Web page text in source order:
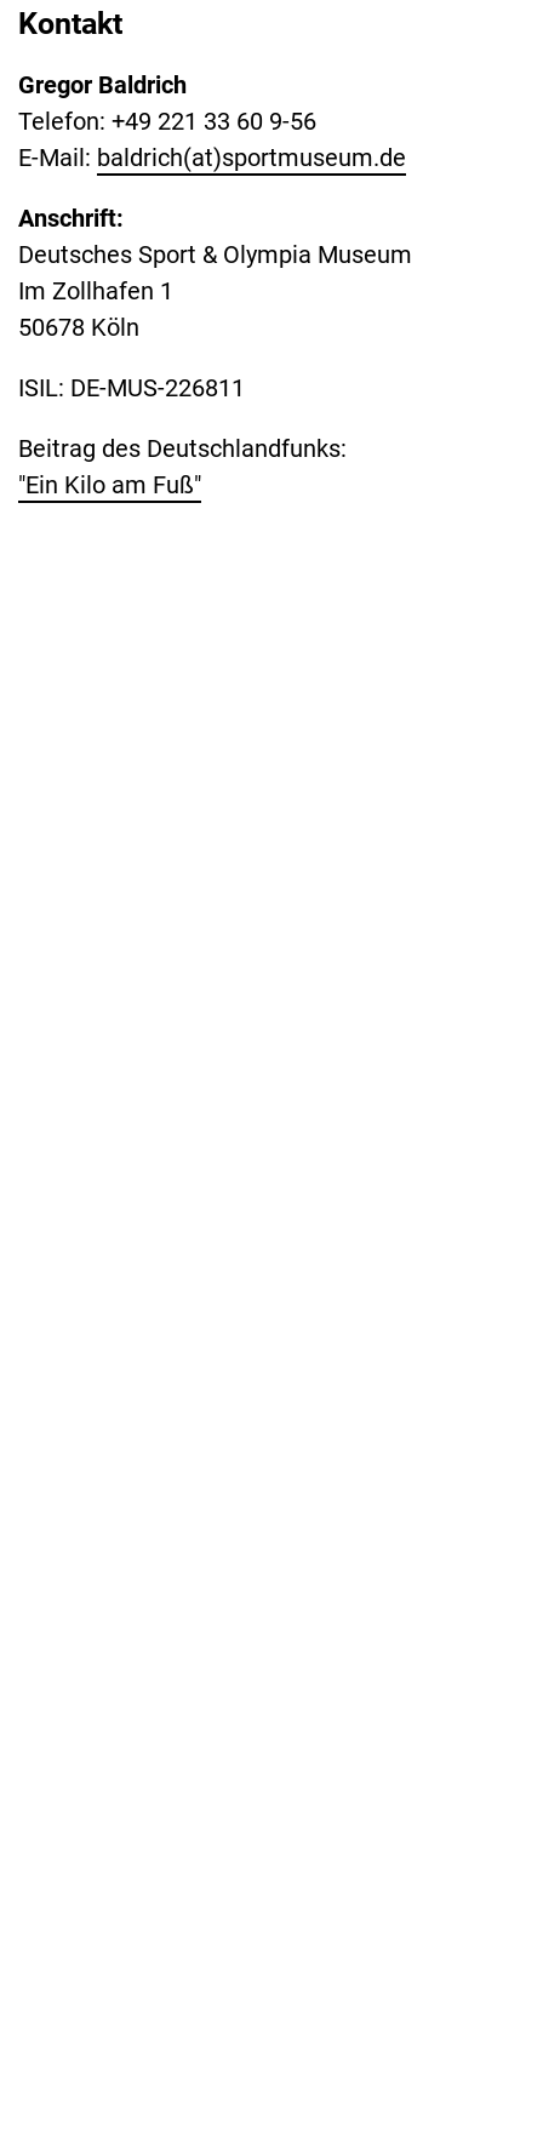
Kontakt
Gregor Baldrich
Telefon: +49 221 33 60 9-56
E-Mail: baldrich(at)sportmuseum.de
Anschrift:
Deutsches Sport & Olympia Museum
Im Zollhafen 1
50678 Köln
ISIL: DE-MUS-226811
Beitrag des Deutschlandfunks:
"Ein Kilo am Fuß"